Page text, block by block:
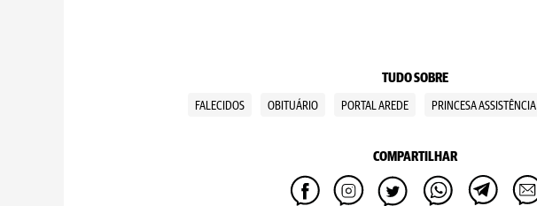
TUDO SOBRE
FALECIDOS OBITUÁRIO PORTAL AREDE PRINCESA ASSISTÊNCIA
COMPARTILHAR